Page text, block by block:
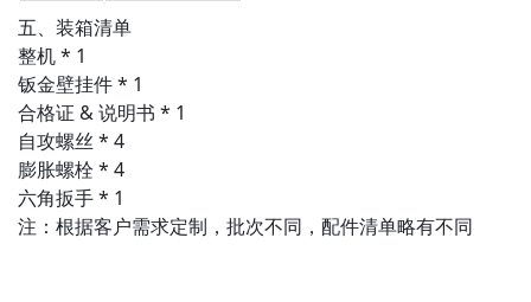
五、装箱清单
整机 * 1
钣金壁挂件 * 1
合格证 & 说明书 * 1
自攻螺丝 * 4
膨胀螺栓 * 4
六角扳手 * 1
注：根据客户需求定制，批次不同，配件清单略有不同